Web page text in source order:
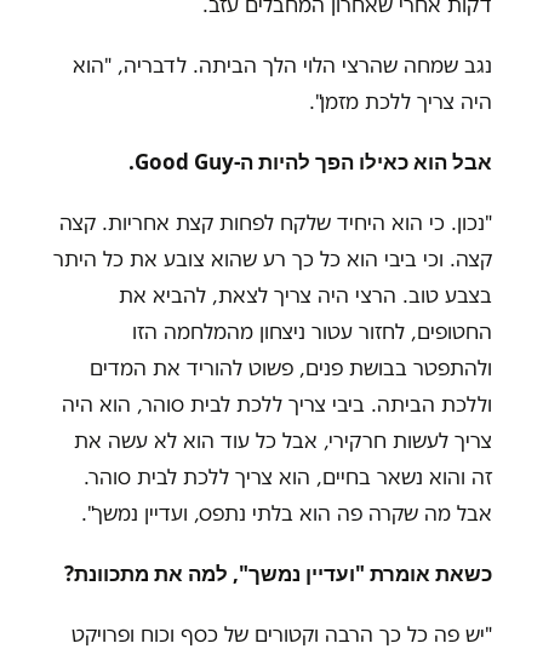
נגב שמחה שהרצי הלוי הלך הביתה. לדבריה, "הוא
היה צריך ללכת מזמן".
אבל הוא כאילו הפך להיות ה-Good Guy.
"נכון. כי הוא היחיד שלקח לפחות קצת אחריות. קצה
קצה. וכי ביבי הוא כל כך רע שהוא צובע את כל היתר
בצבע טוב. הרצי היה צריך לצאת, להביא את
החטופים, לחזור עטור ניצחון מהמלחמה הזו
ולהתפטר בבושת פנים, פשוט להוריד את המדים
וללכת הביתה. ביבי צריך ללכת לבית סוהר, הוא היה
צריך לעשות חרקירי, אבל כל עוד הוא לא עשה את
זה והוא נשאר בחיים, הוא צריך ללכת לבית סוהר.
אבל מה שקרה פה הוא בלתי נתפס, ועדיין נמשך".
כשאת אומרת "ועדיין נמשך", למה את מתכוונת?
"יש פה כל כך הרבה וקטורים של כסף וכוח ופרויקט